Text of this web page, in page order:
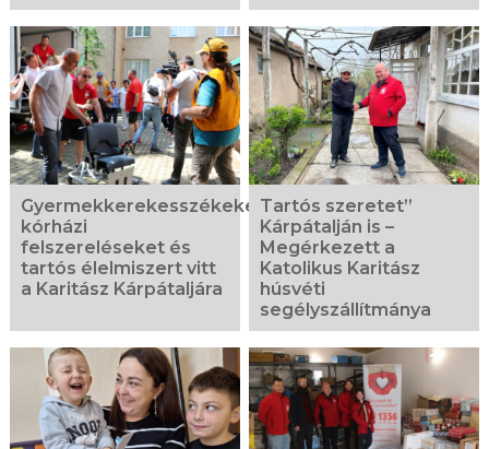
Gyermekkerekesszékeket,
kórházi
felszereléseket és
tartós élelmiszert vitt
a Karitász Kárpátaljára
Tartós szeretet”
Kárpátalján is –
Megérkezett a
Katolikus Karitász
húsvéti
segélyszállítmánya